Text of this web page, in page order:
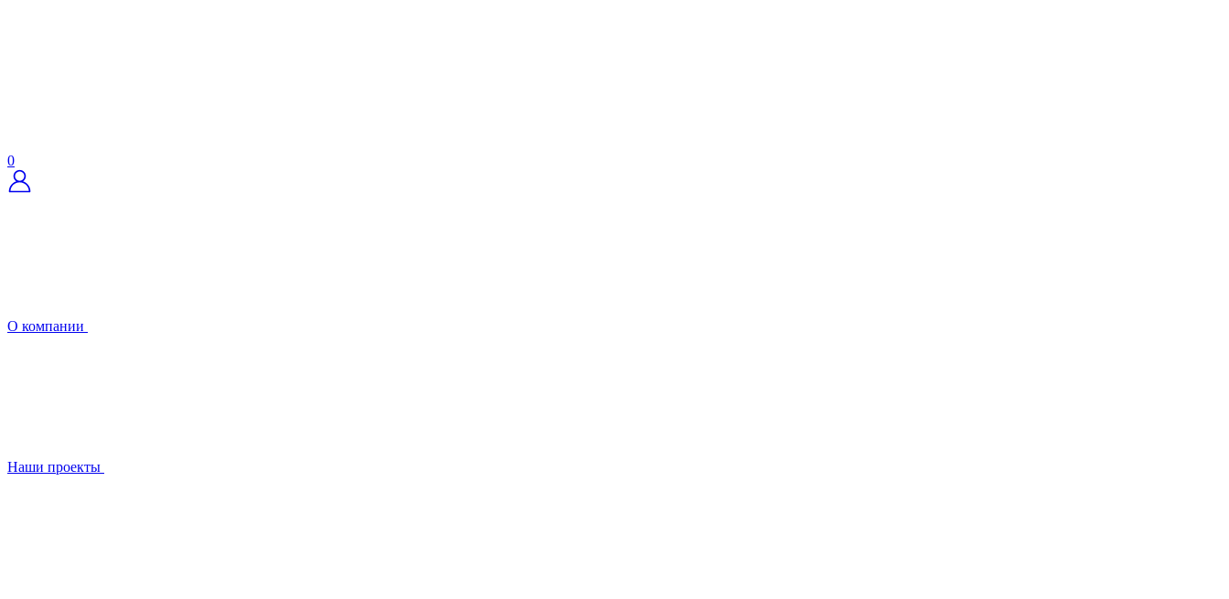
0
О компании
Наши проекты